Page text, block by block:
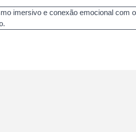
imersivo e conexão emocional com o